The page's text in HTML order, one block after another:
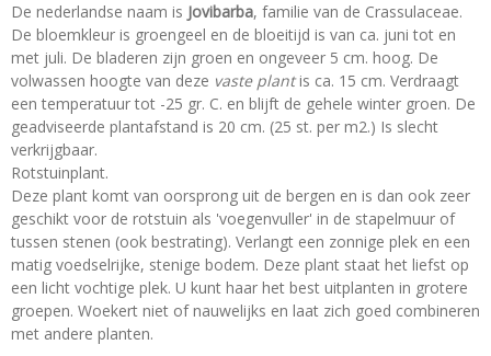
De nederlandse naam is Jovibarba, familie van de Crassulaceae.
De bloemkleur is groengeel en de bloeitijd is van ca. juni tot en
met juli. De bladeren zijn groen en ongeveer 5 cm. hoog. De
volwassen hoogte van deze vaste plantis ca. 15 cm. Verdraagt
een temperatuur tot -25 gr. C. en blijft de gehele winter groen. De
geadviseerde plantafstand is 20 cm. (25 st. per m2.) Is slecht
verkrijgbaar.
Rotstuinplant.
Deze plant komt van oorsprong uit de bergen en is dan ook zeer
geschikt voor de rotstuin als 'voegenvuller' in de stapelmuur of
tussen stenen (ook bestrating). Verlangt een zonnige plek en een
matig voedselrijke, stenige bodem. Deze plant staat het liefst op
een licht vochtige plek. U kunt haar het best uitplanten in grotere
groepen. Woekert niet of nauwelijks en laat zich goed combineren
met andere planten.